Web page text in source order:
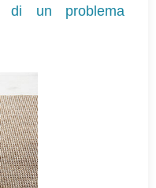
di un problema